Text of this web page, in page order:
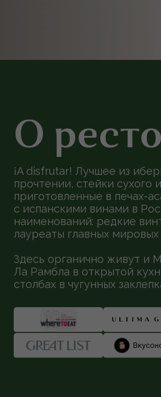
О
¡A disfrutar! Лучшее из
прочтении, стейки сухого
приготовленные в печах-
с испанскими винами в
наименований: редкие
лауреаты главных
Здесь органично живут и
Ла Рамбла в открытой
столбах в чугунных